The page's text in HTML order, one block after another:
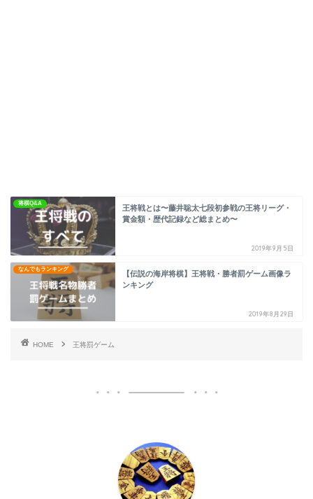
将棋Q&A
王将戦とは〜藤井聡太七段初参戦の王将リーグ・
賞金額・歴代記録など総まとめ〜
2019年9月5日
なんでもランキング
【伝説の海岸将棋】王将戦・勝者罰ゲーム画像ラ
ンキング
2019年8月29日
HOME 王将罰ゲーム